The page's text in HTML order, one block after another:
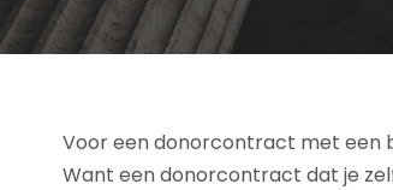
Voor een donorcontract met een
Want een donorcontract dat je